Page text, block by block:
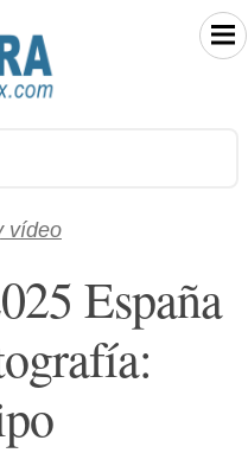
vídeo
España